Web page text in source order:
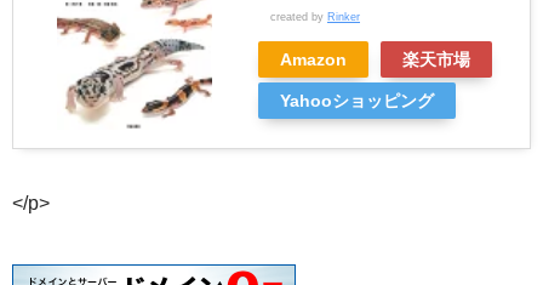
created by Rinker
Amazon 楽天市場
Yahooショッピング
</p>